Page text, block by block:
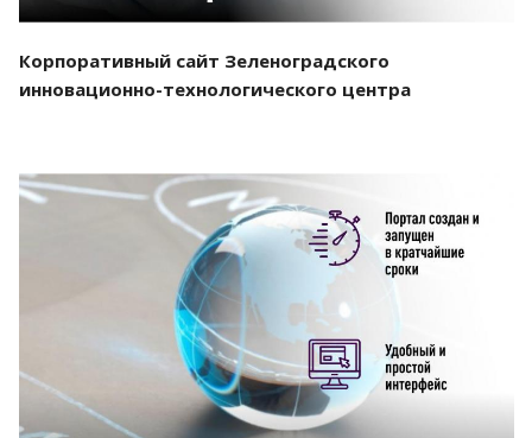
Корпоративный сайт Зеленоградского
инновационно-технологического центра
Смотреть проект